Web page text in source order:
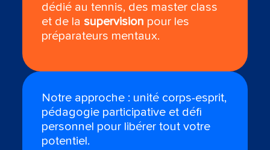
dédié au tennis, des master class
et de la supervision pour les
préparateurs mentaux.
Notre approche : unité corps-esprit,
pédagogie participative et défi
personnel pour libérer tout votre
potentiel.